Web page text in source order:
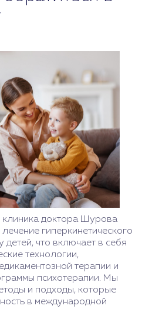
клиника доктора Шурова
гиперкинетического
детей, что включает в себя
технологии,
терапии и
психотерапии. Мы
и подходы, которые
в международной